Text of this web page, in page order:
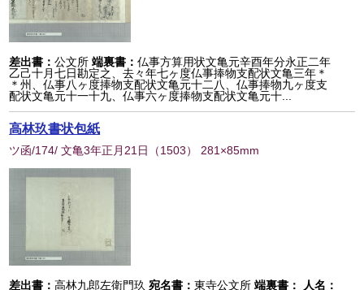
差出書：公文所 端裏書：仏事方算用状文亀元辛酉年分永正二年
乙己十月七日勘定之、去々年七ヶ度仏事捧物支配状文亀三年＊
＊州、仏事八ヶ度捧物支配状文亀元十二八、仏事捧物九ヶ度支
配状文亀元十一十九、仏事六ヶ度捧物支配状文亀元十...
高林玖書状包紙
ツ函/174/ 文亀3年正月21日 （1503） 281×85mm
差出書：高林九郎左衛門玖 宛名書：東寺公文所 端裏書： 人名：